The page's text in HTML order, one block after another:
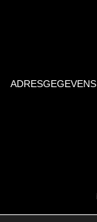
ADRESGEGEVENS